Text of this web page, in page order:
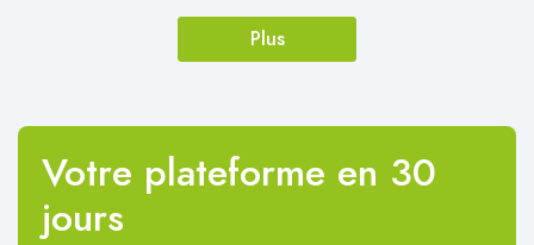
Plus
Votre plateforme en 30
jours